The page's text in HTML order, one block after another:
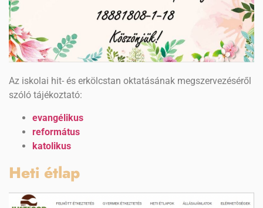
Az iskolai hit- és erkölcstan oktatásának megszervezéséről
szóló tájékoztató:
evangélikus
református
katolikus
Heti étlap